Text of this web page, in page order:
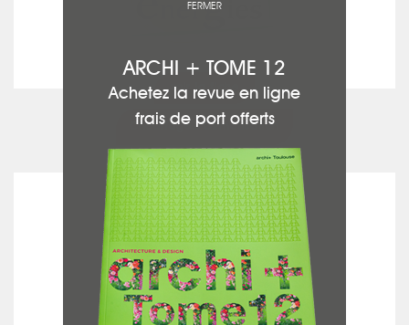
voir la fiche
Chauffage - Climatisation
EG BAT
FERMER
ARCHI + TOME 12
Achetez la revue en ligne
frais de port offerts